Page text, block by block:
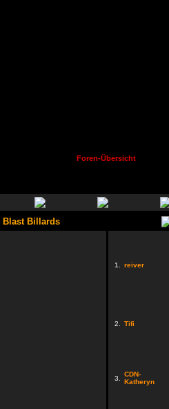
Foren-Übersicht
Blast Billards
1. reiver
2. Tifi
3.
CDN-
Katheryn